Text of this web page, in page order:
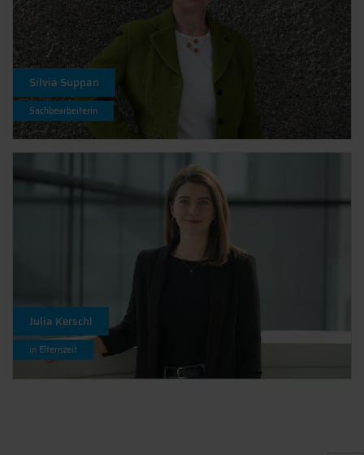
Silvia Suppan
Sachbearbeiterin
Julia Kerschl
in Elternzeit